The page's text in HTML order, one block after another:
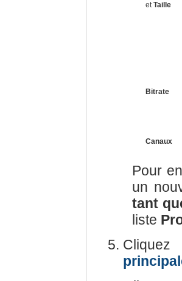
etTaille
Bitrate
Canaux
Pour
un
tant
liste